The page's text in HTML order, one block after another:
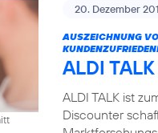
20. Dezember
AUSZEICHNUNG
ALDI
ALDI TALK ist
Discounter